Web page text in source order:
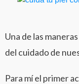
Una de las
del cuidado de
Para mí el primer